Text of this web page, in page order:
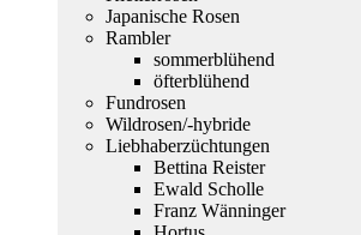
Japanische Rosen
Rambler
sommerblühend
öfterblühend
Fundrosen
Wildrosen/-hybride
Liebhaberzüchtungen
Bettina Reister
Ewald Scholle
Franz Wänninger